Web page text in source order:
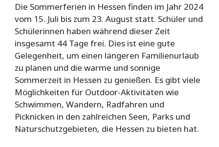
Die Sommerferien in Hessen finden im Jahr 2024
vom 15. Juli bis zum 23. August statt. Schüler und
Schülerinnen haben während dieser Zeit
insgesamt 44 Tage frei. Dies ist eine gute
Gelegenheit, um einen längeren Familienurlaub
zu planen und die warme und sonnige
Sommerzeit in Hessen zu genießen. Es gibt viele
Möglichkeiten für Outdoor-Aktivitäten wie
Schwimmen, Wandern, Radfahren und
Picknicken in den zahlreichen Seen, Parks und
Naturschutzgebieten, die Hessen zu bieten hat.